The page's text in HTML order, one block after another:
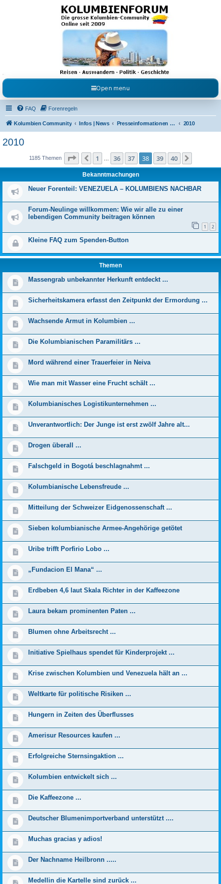
Kolumbienforum - Das
grosse Forum der
Freunde Kolumbiens
Reisen, Auswandern, Kultur, Politik, Geschichte und Visum in Kolumbien und Venezuela.
Austausch, Erfahrungen und Gemeinschaft im Kolumbienforum
Open menu
FAQ Forenregeln
Kolumbien Community Infos | News Presseinformationen & Neuigkeiten 2010
2010
1185 Themen Seite 38 von40
Vorherige
1 … 36 37 38 39 40
Bekanntmachungen
Neuer Forenteil: VENEZUELA – KOLUMBIENS NACHBAR
Forum-Neulinge willkommen: Wie wir alle zu einer
lebendigen Community beitragen können
1 2
Kleine FAQ zum Spenden-Button
Themen
Massengrab unbekannter Herkunft entdeckt ...
Sicherheitskamera erfasst den Zeitpunkt der Ermordung ...
Wachsende Armut in Kolumbien ...
Die Kolumbianischen Paramilitärs ...
Mord während einer Trauerfeier in Neiva
Wie man mit Wasser eine Frucht schält ...
Kolumbianisches Logistikunternehmen ...
Unverantwortlich: Der Junge ist erst zwölf Jahre alt...
Drogen überall ...
Falschgeld in Bogotá beschlagnahmt ...
Kolumbianische Lebensfreude ...
Mitteilung der Schweizer Eidgenossenschaft ...
Sieben kolumbianische Armee-Angehörige getötet
Uribe trifft Porfirio Lobo ...
„Fundacion El Mana“ ...
Erdbeben 4,6 laut Skala Richter in der Kaffeezone
Laura bekam prominenten Paten ...
Blumen ohne Arbeitsrecht ...
Initiative Spielhaus spendet für Kinderprojekt ...
Krise zwischen Kolumbien und Venezuela hält an ...
Weltkarte für politische Risiken ...
Hungern in Zeiten des Überflusses
Amerisur Resources kaufen ...
Erfolgreiche Sternsingaktion ...
Kolumbien entwickelt sich ...
Die Kaffeezone ...
Deutscher Blumenimportverband unterstützt ....
Muchas gracias y adios!
Der Nachname Heilbronn .....
Medellin die Kartelle sind zurück ...